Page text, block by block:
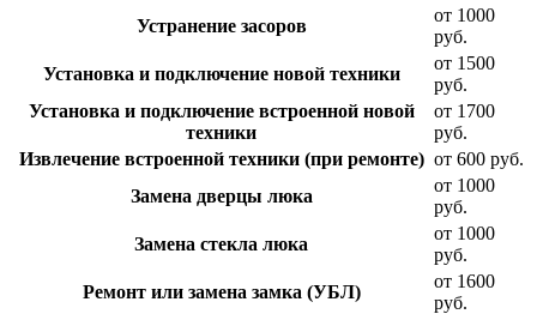
Устранение засоров
от 1000
руб.
Установка и подключение новой техники
от 1500
руб.
Установка и подключение встроенной новой
техники
от 1700
руб.
Извлечение встроенной техники (при ремонте) от 600 руб.
Замена дверцы люка
от 1000
руб.
Замена стекла люка
от 1000
руб.
Ремонт или замена замка (УБЛ)
от 1600
руб.